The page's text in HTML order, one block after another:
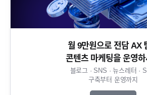
월 9만원으로 전담 AX
콘텐츠 마케팅을 운영
블로그 · SNS · 뉴스레터 ·
구축부터 운영까지​